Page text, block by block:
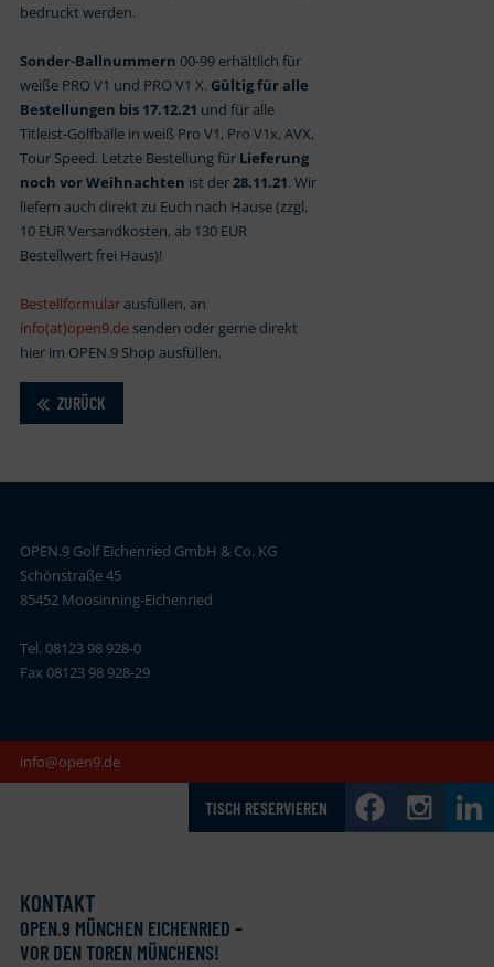
bedruckt werden.
Sonder-Ballnummern 00-99 erhältlich für
weiße PRO V1 und PRO V1 X. Gültig für alle
Bestellungen bis 17.12.21 und für alle
Titleist-Golfbälle in weiß Pro V1, Pro V1x, AVX,
Tour Speed. Letzte Bestellung für Lieferung
noch vor Weihnachten ist der28.11.21. Wir
liefern auch direkt zu Euch nach Hause (zzgl.
10 EUR Versandkosten, ab 130 EUR
Bestellwert frei Haus)!
Bestellformularausfüllen, an
info(at)open9.desenden oder gerne direkt
hier im OPEN.9 Shop ausfüllen.
ZURÜCK
OPEN.9 Golf Eichenried GmbH & Co. KG
Schönstraße 45
85452 Moosinning-Eichenried
Tel. 08123 98 928-0
Fax 08123 98 928-29
info@open9.de
TISCH RESERVIEREN
KONTAKT
OPEN.9 MÜNCHEN EICHENRIED –
VOR DEN TOREN MÜNCHENS!